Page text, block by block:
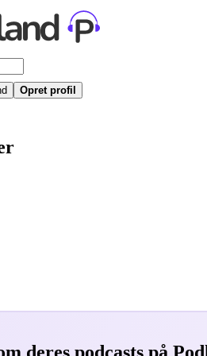
Opret profil